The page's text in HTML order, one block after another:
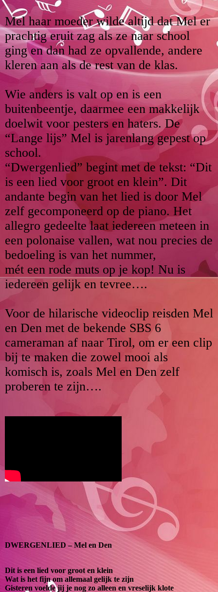
Mel haar moeder wilde altijd dat Mel er
prachtig eruit zag als ze naar school
ging en dan had ze opvallende, andere
kleren aan als de rest van de klas.
Wie anders is valt op en is een
buitenbeentje, daarmee een makkelijk
doelwit voor pesters en haters. De
“Lange lijs” Mel is jarenlang gepest op
school.
“Dwergenlied” begint met de tekst: “Dit
is een lied voor groot en klein”. Dit
andante begin van het lied is door Mel
zelf gecomponeerd op de piano. Het
allegro gedeelte laat iedereen meteen in
een polonaise vallen, wat nou precies de
bedoeling is van het nummer,
mét een rode muts op je kop! Nu is
iedereen gelijk en tevree….
Voor de hilarische videoclip reisden Mel
en Den met de bekende SBS 6
cameraman af naar Tirol, om er een clip
bij te maken die zowel mooi als
komisch is, zoals Mel en Den zelf
proberen te zijn….
DWERGENLIED – Mel en Den
Dit is een lied voor groot en klein
Wat is het fijn om allemaal gelijk te zijn
Gisteren voelde jij je nog zo alleen en vreselijk klote